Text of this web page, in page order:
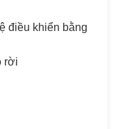
điều khiển bằng
rời